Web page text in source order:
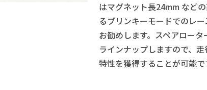
はマグネット長24mm など
るブリンキーモードでのレ
お勧めします。スペアロー
ラインナップしますので、
特性を獲得することが可能で